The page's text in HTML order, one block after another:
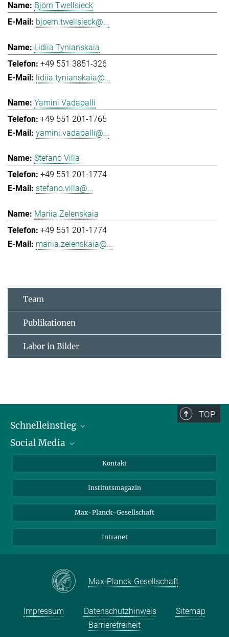
Björn Twellsieck
bjoern.twellsieck@...
Lidiia Tynianskaia
+49 551 3851-326
lidiia.tynianskaia@...
Yamini Vadapalli
+49 551 201-1765
yamini.vadapalli@...
Stefano Villa
+49 551 201-1774
stefano.villa@...
Mariia Zelenskaia
+49 551 201-1774
mariia.zelenskaia@...
Team
Publikationen
Labor in Bilder
TOP
Schnelleinstieg
Alumni
Fördernde
Schulen
Studierende
Social Media
Bluesky
Facebook
YouTube
Kontakt
Institutsmagazin
Max-Planck-Gesellschaft
Intranet
Max-Planck-Gesellschaft
Impressum Datenschutzhinweis
Sitemap
Barrierefreiheit